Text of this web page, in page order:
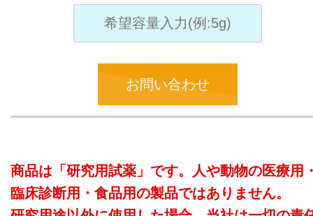
お問い合わせ
商品は「研究用試薬」です。人や動物の医療用
臨床診断用・食品用の製品ではありません。